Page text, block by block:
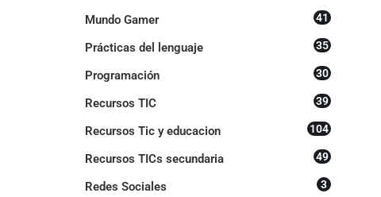
Mundo Gamer 41
Prácticas del lenguaje 35
Programación 30
Recursos TIC 39
Recursos Tic y educacion 104
Recursos TICs secundaria 49
Redes Sociales 3